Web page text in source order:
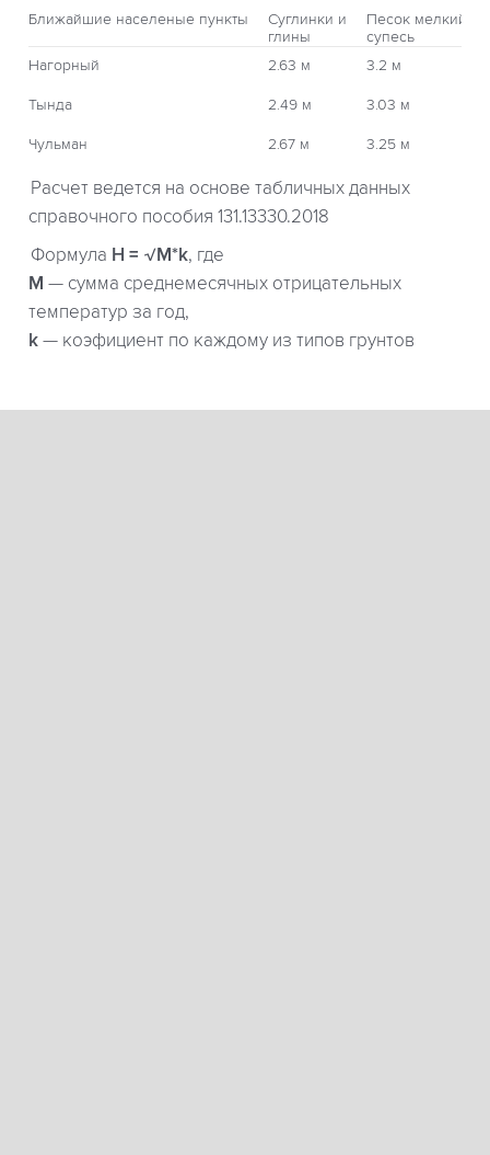
Ближайшие населеные пункты
Суглинки и
глины
Песок мелкий,
супесь
Нагорный
2.63 м 3.2 м
Тында 2.49 м 3.03 м
Чульман 2.67 м 3.25 м
Расчет ведется на основе табличных данных
справочного пособия 131.13330.2018
Формула H = √M*k, где
М — сумма среднемесячных отрицательных
температур за год,
k — коэфициент по каждому из типов грунтов